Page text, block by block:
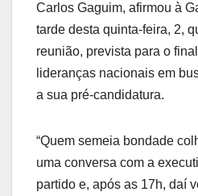
Carlos Gaguim, afirmou à
tarde desta quinta-feira, 2,
reunião, prevista para o
lideranças nacionais em
a sua pré-candidatura.
“Quem semeia bondade
uma conversa com a
partido e, após as 17h, daí